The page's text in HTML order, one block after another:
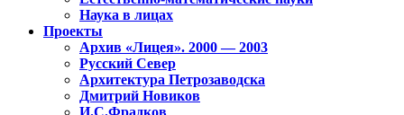
Наука в лицах
Проекты
Архив «Лицея». 2000 — 2003
Русский Север
Архитектура Петрозаводска
Дмитрий Новиков